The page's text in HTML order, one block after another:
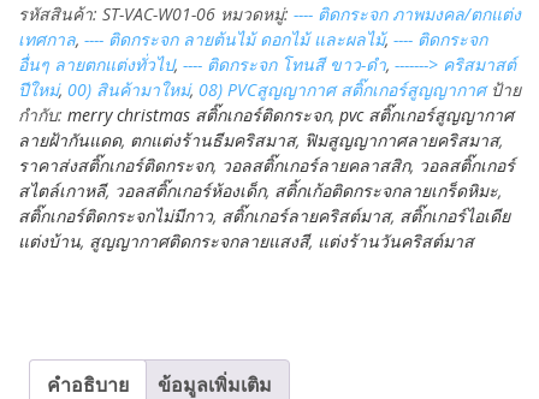
฿150.00.฿80.00.
รหัสสินค้า: ST-VAC-W01-06 หมวดหมู่: ---- ติดกระจก ภาพมงคล/ตกแต่ง
เทศกาล, ---- ติดกระจก ลายต้นไม้ ดอกไม้ และผลไม้, ---- ติดกระจก
อื่นๆ ลายตกแต่งทั่วไป, ---- ติดกระจก โทนสี ขาว-ดำ, -------> คริสมาสต์
ปีใหม่, 00) สินค้ามาใหม่, 08) PVCสูญญากาศ สติ๊กเกอร์สูญญากาศ ป้าย
กำกับ: merry christmas สติ๊กเกอร์ติดกระจก, pvc สติ๊กเกอร์สูญญากาศ
ลายฝ้ากันแดด, ตกแต่งร้านธีมคริสมาส, ฟิมสูญญากาศลายคริสมาส,
ราคาส่งสติ๊กเกอร์ติดกระจก, วอลสติ๊กเกอร์ลายคลาสสิก, วอลสติ๊กเกอร์
สไตล์เกาหลี, วอลสติ๊กเกอร์ห้องเด็ก, สติ้กเก้อติดกระจกลายเกร็ดหิมะ,
สติ๊กเกอร์ติดกระจกไม่มีกาว, สติ๊กเกอร์ลายคริสต์มาส, สติ๊กเกอร์ไอเดีย
แต่งบ้าน, สูญญากาศติดกระจกลายแสงสี, แต่งร้านวันคริสต์มาส
คำอธิบาย ข้อมูลเพิ่มเติม